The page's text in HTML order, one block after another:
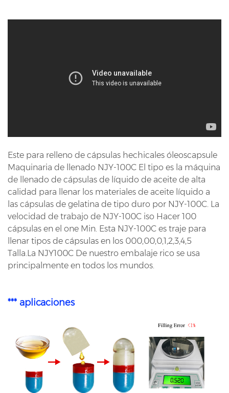
Este para relleno de cápsulas hechicales óleoscapsule
Maquinaria de llenado NJY-100C El tipo es la máquina
de llenado de cápsulas de líquido de aceite de alta
calidad para llenar los materiales de aceite líquido a
las cápsulas de gelatina de tipo duro por NJY-100C. La
velocidad de trabajo de NJY-100C iso Hacer 100
cápsulas en el one Min. Esta NJY-100C es traje para
llenar tipos de cápsulas en los 000,00,0,1,2,3,4,5
Talla.La NJY100C De nuestro embalaje rico se usa
principalmente en todos los mundos.
*** aplicaciones